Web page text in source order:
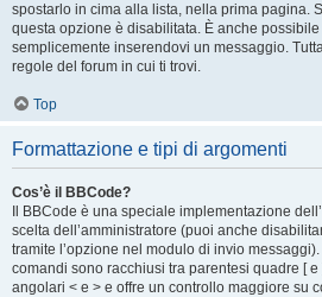
spostarlo in cima alla lista, nella prima pagina.
questa opzione è disabilitata. È anche
semplicemente inserendovi un messaggio.
regole del forum in cui ti trovi.
Top
Formattazione e tipi di argomenti
Cos’è il BBCode?
Il BBCode è una speciale implementazione
scelta dell’amministratore (puoi anche
tramite l’opzione nel modulo di invio
comandi sono racchiusi tra parentesi quadre [
angolari < e > e offre un controllo maggiore su